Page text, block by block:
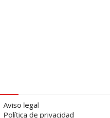
Aviso legal
Política de privacidad